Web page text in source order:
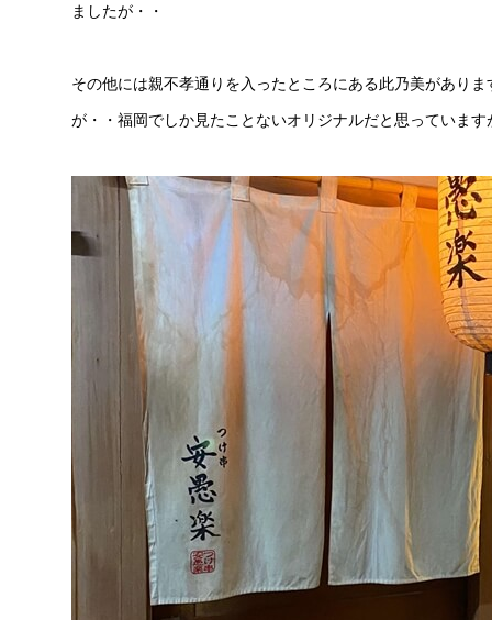
ましたが・・
その他には親不孝通りを入ったところにある此乃美があり
が・・福岡でしか見たことないオリジナルだと思っていま